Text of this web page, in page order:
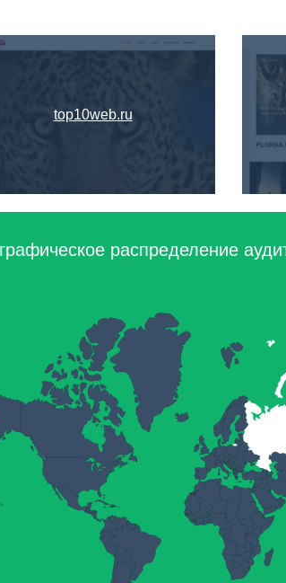
top10web.ru
распределение